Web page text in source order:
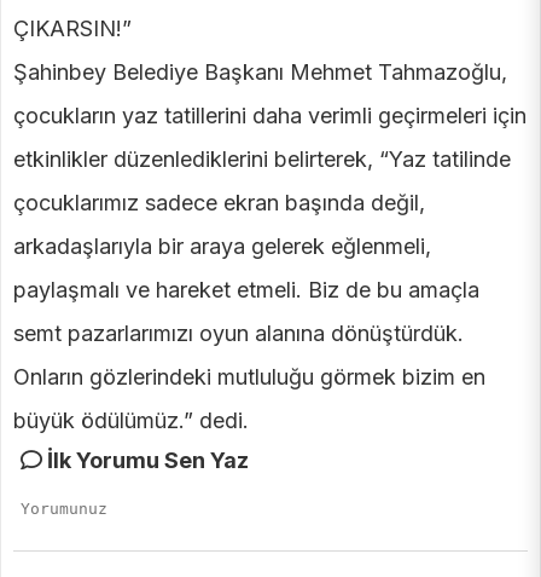
ÇIKARSIN!”
Şahinbey Belediye Başkanı Mehmet Tahmazoğlu,
çocukların yaz tatillerini daha verimli geçirmeleri için
etkinlikler düzenlediklerini belirterek, “Yaz tatilinde
çocuklarımız sadece ekran başında değil,
arkadaşlarıyla bir araya gelerek eğlenmeli,
paylaşmalı ve hareket etmeli. Biz de bu amaçla
semt pazarlarımızı oyun alanına dönüştürdük.
Onların gözlerindeki mutluluğu görmek bizim en
büyük ödülümüz.” dedi.
İlk Yorumu Sen Yaz